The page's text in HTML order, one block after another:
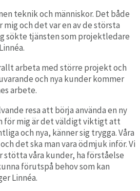
teknik och människor. Det både
och det var en av de största
sökte tjänsten som projektledare
arbeta med större projekt och
och nya kunder kommer
arbete.
resa att börja använda en ny
för mig är det väldigt viktigt att
och nya, känner sig trygga. Våra
det ska man vara ödmjuk inför. Vi
stötta våra kunder, ha förståelse
förutspå behov som kan
Linnéa.